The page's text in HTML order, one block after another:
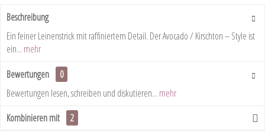
Beschreibung
Ein feiner Leinenstrick mit raffiniertem Detail. Der Avocado / Kirschton – Style ist
ein... mehr
Bewertungen
0
Bewertungen lesen, schreiben und diskutieren... mehr
Kombinieren mit
2